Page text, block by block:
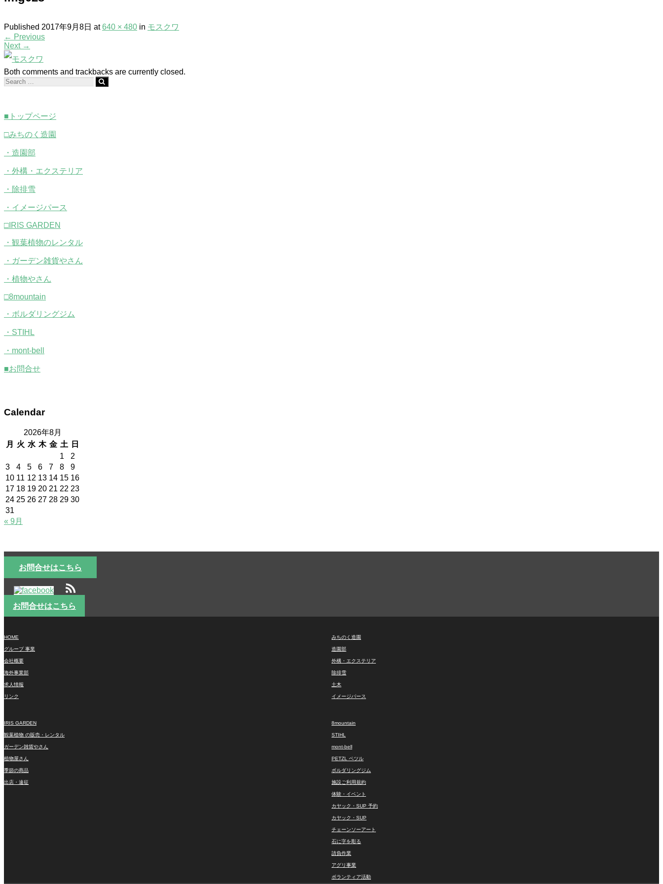
Published 2017年9月8日 at640 × 480 in モスクワ
← Previous
Next →
Both comments and trackbacks are currently closed.
■トップページ
□みちのく造園
・造園部
・外構・エクステリア
・除排雪
・イメージパース
□IRIS GARDEN
・観葉植物のレンタル
・ガーデン雑貨やさん
・植物やさん
□8mountain
・ボルダリングジム
・STIHL
・mont-bell
■お問合せ
Calendar
2026年8月
月
火 水 木 金 土
日
1
2
3
4 5 6 7 8
9
10 11 12 13 14 15 16
17 18 19 20 21 22 23
24 25 26 27 28 29 30
31
« 9月
お問合せはこちら
お問合せはこちら
HOME
グループ 事業
会社概要
海外事業部
求人情報
リンク
みちのく造園
造園部
外構・エクステリア
除排雪
土木
イメージパース
IRIS GARDEN
観葉植物 の販売・レンタル
ガーデン雑貨やさん
植物屋さん
季節の商品
出店・遠征
8mountain
STIHL
mont-bell
PETZL ペツル
ボルダリングジム
施設ご利用規約
体験・イベント
カヤック・SUP 予約
カヤック・SUP
チェーンソーアート
石に字を彫る
請負作業
アグリ事業
ボランティア活動